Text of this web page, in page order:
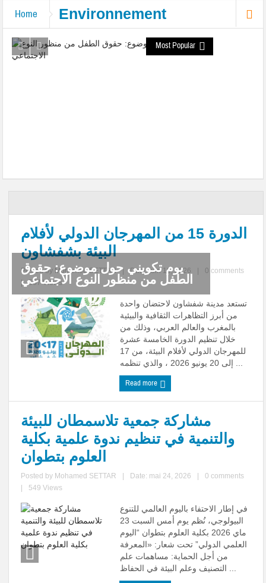
Home Environnement
Most Popular
يوم تكويني حول موضوع: حقوق
الطفل من منظور النوع الاجتماعي
الدورة 15 من المهرجان الدولي لأفلام
البيئة بشفشاون
Posted by Mohamed SETTAR | Date: juin 10, 2026
0 comments
|
567 Views
تستعد مدينة شفشاون لاحتضان واحدة
من أبرز التظاهرات الثقافية والبيئية
بالمغرب والعالم العربي، وذلك من
خلال تنظيم الدورة الخامسة عشرة
للمهرجان الدولي لأفلام البيئة، من 17
Read more
مشاركة جمعية تلاسمطان للبيئة
والتنمية في تنظيم ندوة علمية بكلية
العلوم بتطوان
Posted by Mohamed SETTAR Date: mai 24, 2026
0 comments
549 Views
في إطار الاحتفاء باليوم العالمي للتنوع
البيولوجي، نُظم يوم أمس السبت 23
ماي 2026 بكلية العلوم بتطوان “اليوم
العلمي الدولي” تحت شعار: «المعرفة
من أجل الحماية: مساهمات علم